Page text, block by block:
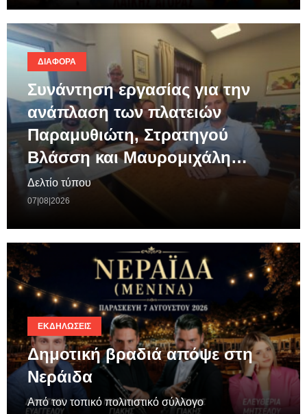
ΔΙΆΦΟΡΑ
Συνάντηση εργασίας για την
ανάπλαση των πλατειών
Παραμυθιώτη, Στρατηγού
Βλάσση και Μαυρομιχάλη…
Δελτίο τύπου
07|08|2026
ΕΚΔΗΛΏΣΕΙΣ
Δημοτική βραδιά απόψε στη
Νεράιδα
Από τον τοπικό πολιτιστικό σύλλογο